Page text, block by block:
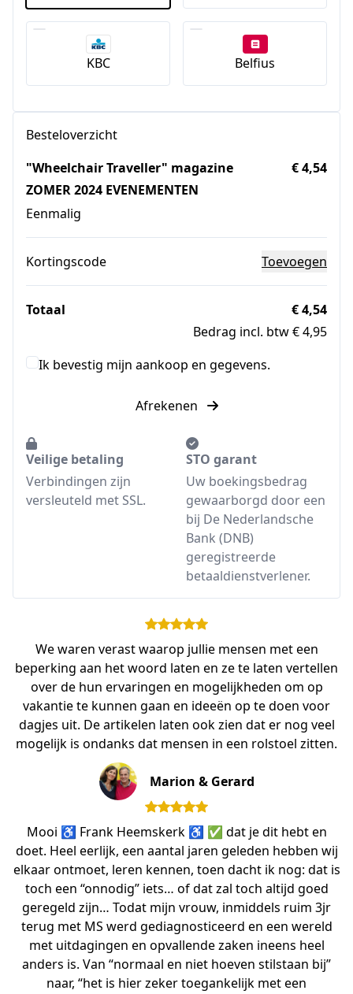
KBC Belfius
Besteloverzicht
"Wheelchair Traveller" magazine
ZOMER 2024 EVENEMENTEN
Eenmalig
€ 4,54
Kortingscode Toevoegen
Totaal
€ 4,54
Bedrag incl. btw € 4,95
Ik bevestig mijn aankoop en gegevens.
Afrekenen
Veilige betaling
Verbindingen zijn
versleuteld met SSL.
STO garant
Uw boekingsbedrag
gewaarborgd door een
bij De Nederlandsche
Bank (DNB)
geregistreerde
betaaldienstverlener.
We waren verast waarop jullie mensen met een
beperking aan het woord laten en ze te laten vertellen
over de hun ervaringen en mogelijkheden om op
vakantie te kunnen gaan en ideeën op te doen voor
dagjes uit. De artikelen laten ook zien dat er nog veel
mogelijk is ondanks dat mensen in een rolstoel zitten.
Marion & Gerard
Mooi ♿️ Frank Heemskerk ♿️ ✅ dat je dit hebt en
doet. Heel eerlijk, een aantal jaren geleden hebben wij
elkaar ontmoet, leren kennen, toen dacht ik nog: dat is
toch een “onnodig” iets… of dat zal toch altijd goed
geregeld zijn… Todat mijn vrouw, inmiddels ruim 3jr
terug met MS werd gediagnosticeerd en een wereld
met uitdagingen en opvallende zaken ineens heel
anders is. Van “normaal en niet hoeven stilstaan bij”
naar, “het is hier zeker toegankelijk met een